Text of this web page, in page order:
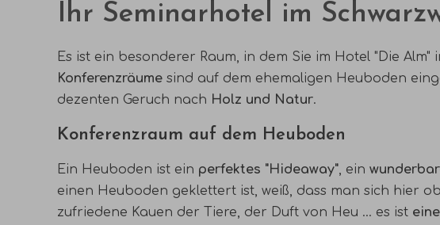
Ihr Seminarhotel im
Es ist ein besonderer Raum, in dem Sie im Hotel "Die
Konferenzräume sind auf dem ehemaligen Heuboden
dezenten Geruch nach Holz und Natur.
Konferenzraum auf dem Heuboden
Ein Heuboden ist ein perfektes "Hideaway", ein
einen Heuboden geklettert ist, weiß, dass man sich hier
zufriedene Kauen der Tiere, der Duft von Heu ... es ist